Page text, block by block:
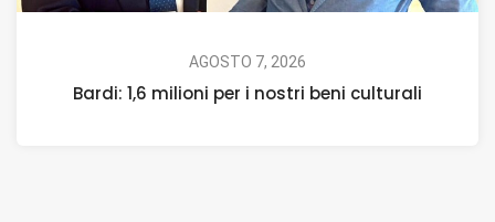
AGOSTO 7, 2026
Bardi: 1,6 milioni per i nostri beni culturali